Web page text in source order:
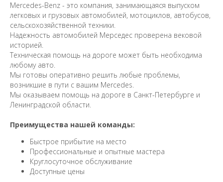
Mercedes-Benz - это компания, занимающаяся выпуском
легковых и грузовых автомобилей, мотоциклов, автобусов,
сельскохозяйственной техники.
Надежность автомобилей Мерседес проверена вековой
историей.
Техническая помощь на дороге может быть необходима
любому авто.
Мы готовы оперативно решить любые проблемы,
возникшие в пути с вашим Mercedes.
Мы оказываем помощь на дороге в Санкт-Петербурге и
Ленинградской области.
Преимущества нашей команды:
Быстрое прибытие на место
Профессиональные и опытные мастера
Круглосуточное обслуживание
Доступные цены